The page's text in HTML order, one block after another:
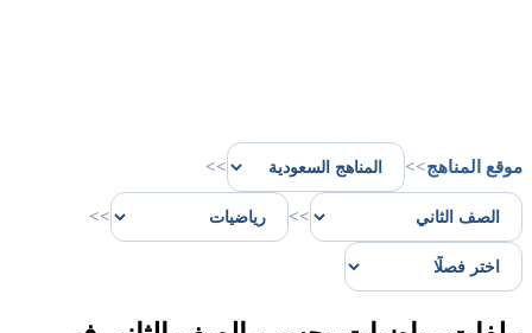
موقع المناهج>>
>>
>>
>>